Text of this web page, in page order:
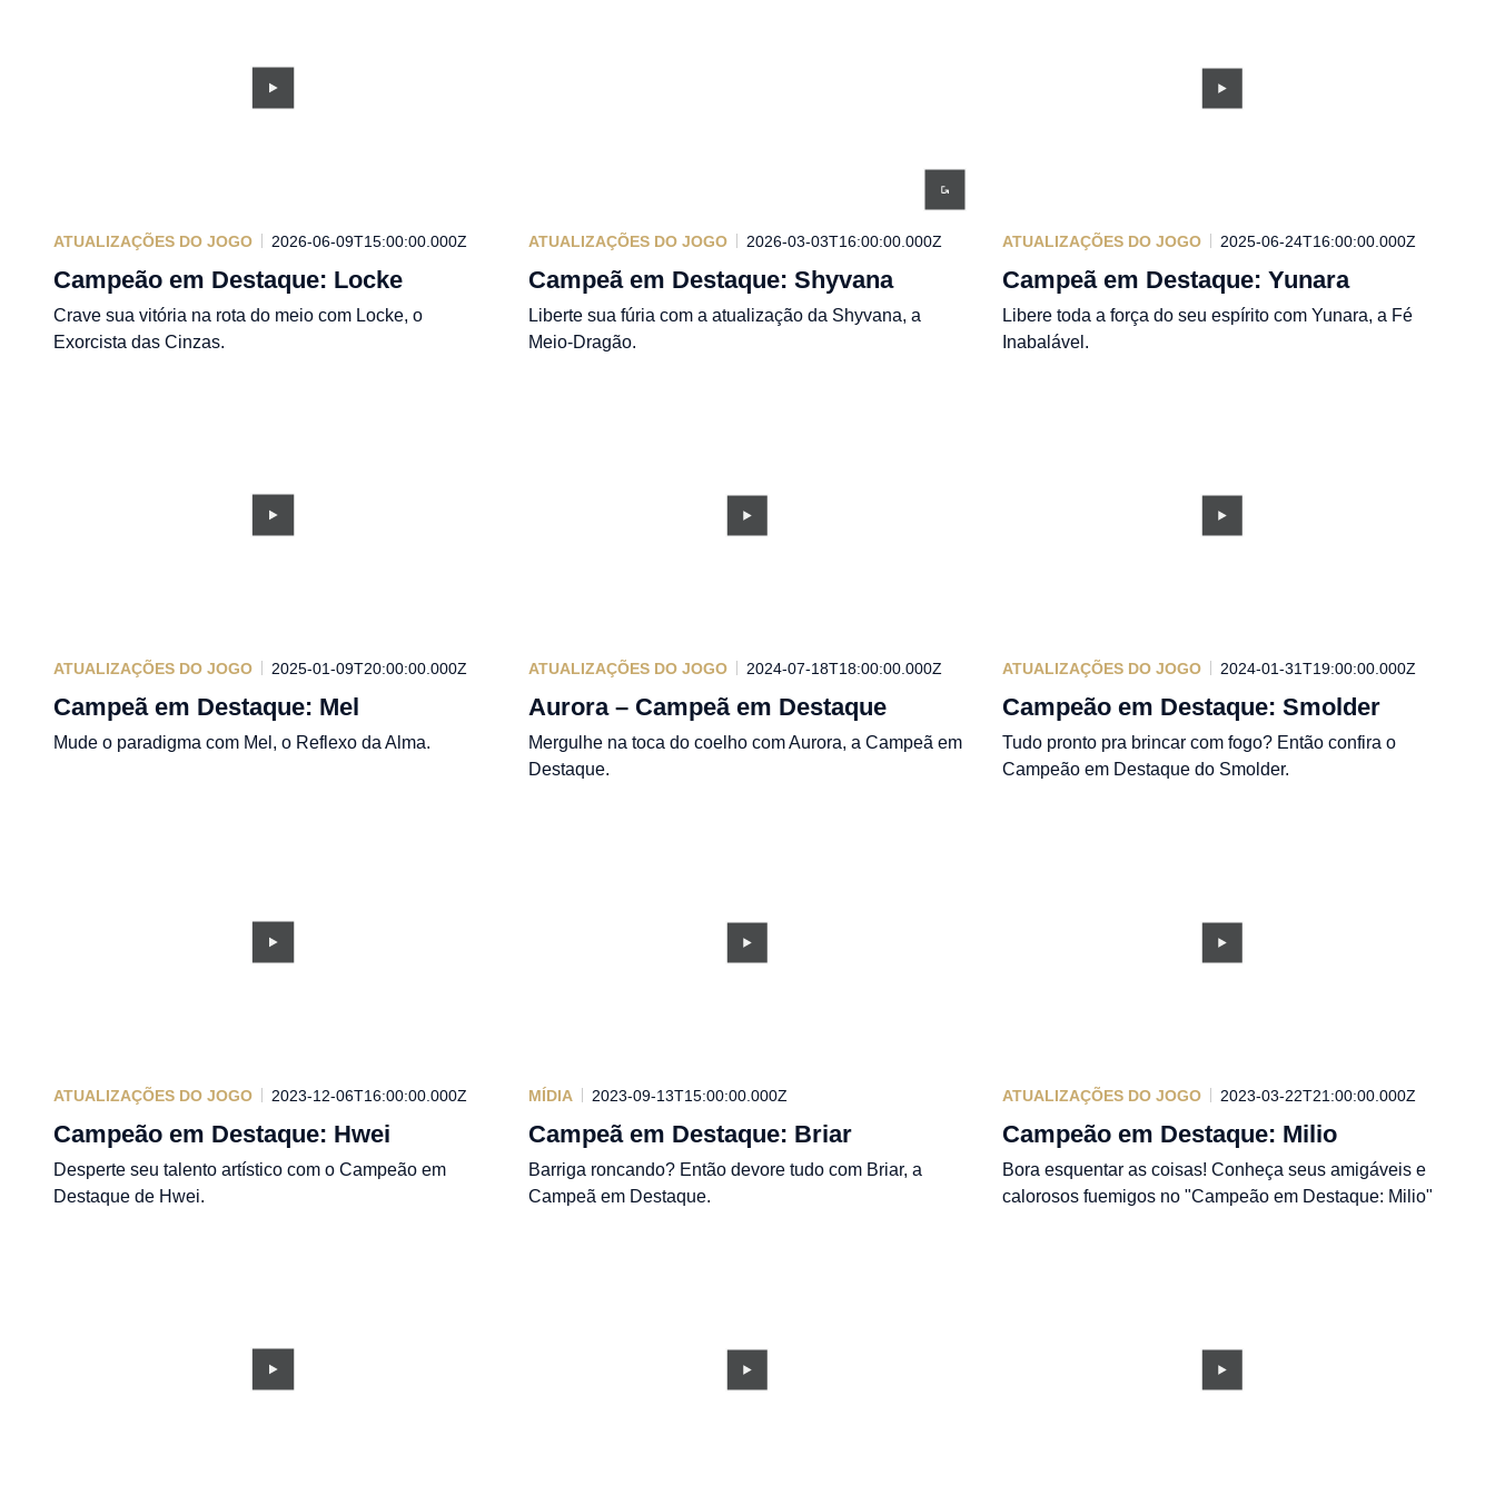
ATUALIZAÇÕES DO JOGO 2026-06-09T15:00:00.000Z
Campeão em Destaque: Locke
Crave sua vitória na rota do meio com Locke, o
Exorcista das Cinzas.
ATUALIZAÇÕES DO JOGO 2026-03-03T16:00:00.000Z
Campeã em Destaque: Shyvana
Liberte sua fúria com a atualização da Shyvana, a
Meio-Dragão.
ATUALIZAÇÕES DO JOGO 2025-06-24T16:00:00.000Z
Campeã em Destaque: Yunara
Libere toda a força do seu espírito com Yunara, a Fé
Inabalável.
ATUALIZAÇÕES DO JOGO 2025-01-09T20:00:00.000Z
Campeã em Destaque: Mel
Mude o paradigma com Mel, o Reflexo da Alma.
ATUALIZAÇÕES DO JOGO 2024-07-18T18:00:00.000Z
Aurora – Campeã em Destaque
Mergulhe na toca do coelho com Aurora, a Campeã em
Destaque.
ATUALIZAÇÕES DO JOGO 2024-01-31T19:00:00.000Z
Campeão em Destaque: Smolder
Tudo pronto pra brincar com fogo? Então confira o
Campeão em Destaque do Smolder.
ATUALIZAÇÕES DO JOGO 2023-12-06T16:00:00.000Z
Campeão em Destaque: Hwei
Desperte seu talento artístico com o Campeão em
Destaque de Hwei.
MÍDIA 2023-09-13T15:00:00.000Z
Campeã em Destaque: Briar
Barriga roncando? Então devore tudo com Briar, a
Campeã em Destaque.
ATUALIZAÇÕES DO JOGO 2023-03-22T21:00:00.000Z
Campeão em Destaque: Milio
Bora esquentar as coisas! Conheça seus amigáveis e
calorosos fuemigos no "Campeão em Destaque: Milio"